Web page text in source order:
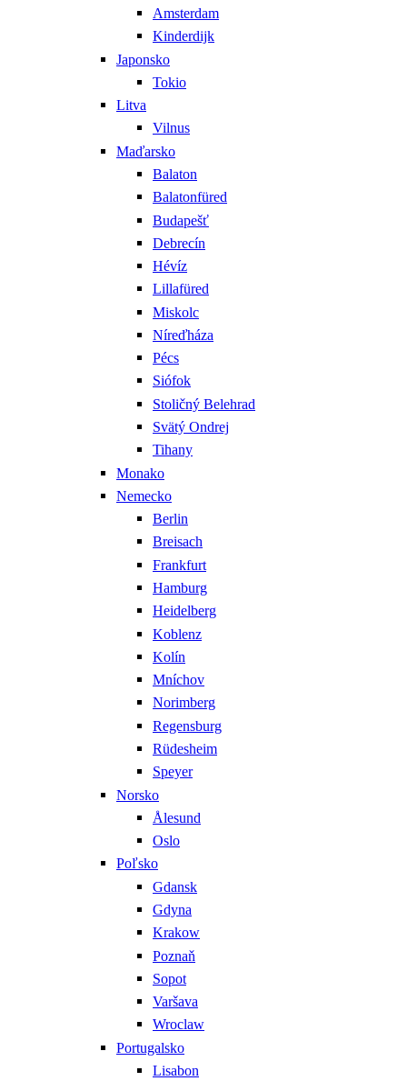
Amsterdam
Kinderdijk
Japonsko
Tokio
Litva
Vilnus
Maďarsko
Balaton
Balatonfüred
Budapešť
Debrecín
Hévíz
Lillafüred
Miskolc
Níreďháza
Pécs
Siófok
Stoličný Belehrad
Svätý Ondrej
Tihany
Monako
Nemecko
Berlin
Breisach
Frankfurt
Hamburg
Heidelberg
Koblenz
Kolín
Mníchov
Norimberg
Regensburg
Rüdesheim
Speyer
Norsko
Ålesund
Oslo
Poľsko
Gdansk
Gdyna
Krakow
Poznaň
Sopot
Varšava
Wroclaw
Portugalsko
Lisabon